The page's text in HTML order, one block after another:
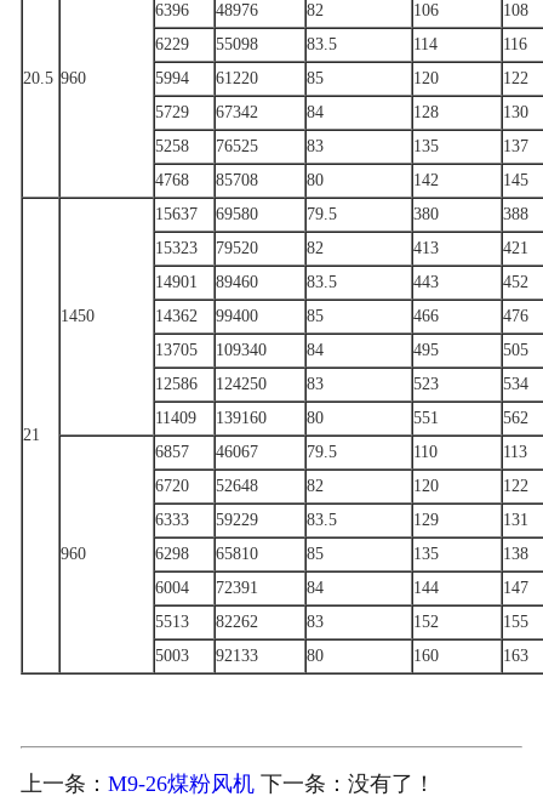
20.5 960
6396
48976 82 106
108
6229
55098 83.5 114
116
5994
61220 85 120
122
5729
67342 84 128
130
5258
76525 83 135
137
4768
85708 80 142 145
21
1450
15637 69580 79.5 380
388
15323
79520 82 413
421
14901
89460 83.5 443
452
14362
99400 85 466
476
13705
109340 84 495
505
12586
124250 83 523
534
11409
139160 80 551 562
960
6857 46067 79.5 110
113
6720
52648 82 120
122
6333
59229 83.5 129
131
6298
65810 85 135
138
6004
72391 84 144
147
5513
82262 83 152
155
5003
92133 80 160 163
上一条： M9-26煤粉风机下一条：没有了！